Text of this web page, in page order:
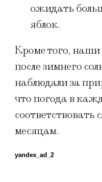
ожидать
яблок.
Кроме того,
после зимнего
наблюдали за
что погода в
месяцам.
yandex_ad_2